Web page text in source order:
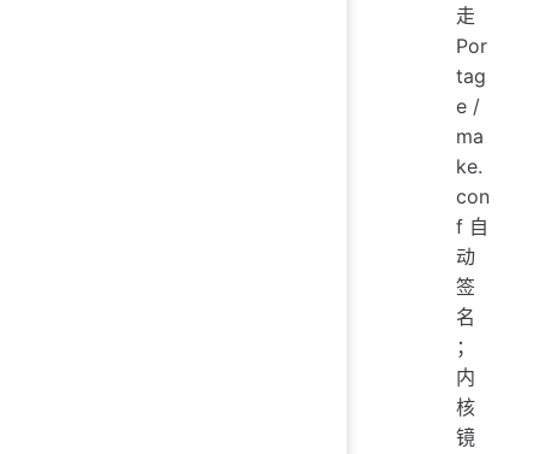
走
Por
tag
e /
ma
ke.
con
f 自
动
签
名
；
内
核
镜